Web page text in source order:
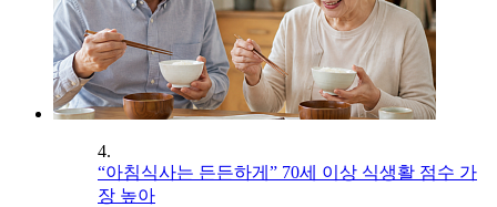
4.
“아침식사는 든든하게” 70세 이상 식생활 점수 가
장 높아